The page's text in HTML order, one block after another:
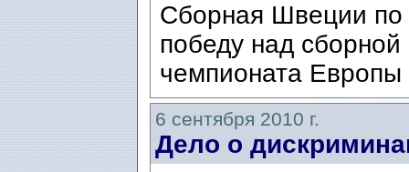
Cборная Швеции по
победу над
чемпионата
6 сентября 2010 г.
Дело о